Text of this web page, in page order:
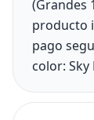
(Grandes
producto
pago
color: Sky